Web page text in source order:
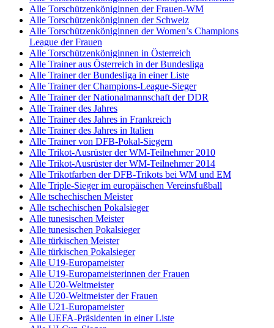
Alle Torschützenköniginnen der Frauen-WM
Alle Torschützenköniginnen der Schweiz
Alle Torschützenköniginnen der Women’s Champions
League der Frauen
Alle Torschützenköniginnen in Österreich
Alle Trainer aus Österreich in der Bundesliga
Alle Trainer der Bundesliga in einer Liste
Alle Trainer der Champions-League-Sieger
Alle Trainer der Nationalmannschaft der DDR
Alle Trainer des Jahres
Alle Trainer des Jahres in Frankreich
Alle Trainer des Jahres in Italien
Alle Trainer von DFB-Pokal-Siegern
Alle Trikot-Ausrüster der WM-Teilnehmer 2010
Alle Trikot-Ausrüster der WM-Teilnehmer 2014
Alle Trikotfarben der DFB-Trikots bei WM und EM
Alle Triple-Sieger im europäischen Vereinsfußball
Alle tschechischen Meister
Alle tschechischen Pokalsieger
Alle tunesischen Meister
Alle tunesischen Pokalsieger
Alle türkischen Meister
Alle türkischen Pokalsieger
Alle U19-Europameister
Alle U19-Europameisterinnen der Frauen
Alle U20-Weltmeister
Alle U20-Weltmeister der Frauen
Alle U21-Europameister
Alle UEFA-Präsidenten in einer Liste